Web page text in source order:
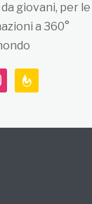
giovani, per le
a 360°
feedburner